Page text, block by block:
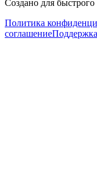
Создано для
Политика
соглашениеПоддержка